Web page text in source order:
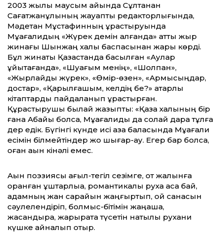
2003 жылы маусым айында Сұлтанқан
Сағатжанұлының жауапты редакторлығында,
Мәдетқан Мұстафинның құрастыруында
Мұқағалидың «Жүрек демін алғанда» атты жыр
жинағы Шынжаң халық баспасынан жарық көрді.
Бұл жинақты Қазақстанда басылған «Аққулар
ұйықтағанда», «Шуағым менің», «Шолпан»,
«Жырлайды жүрек», «Өмір-өзен», «Армысыңдар,
достар», «Қарылғашым, келдің бе?» қатарлы
кітаптарды пайдаланып құрастырған.
Құрастырушы былай жазыпты: «Қазақ халқының бір
ғана Абайы болса, Мұқағалиды да солай дара тұлға
дер едік. Бүгінгі күнде исі қазақ баласында Мұқағали
есімін білмейтіндер жоқ шығар-ау. Егер бар болса,
оған ақын кінәлі емес.
Ақын пoэзиясы ағыл-тегіл сезімге, от жалынға
оранған құштарлыққа, романтикалық рухқа аса бай,
адамның жан сарайын жаңғыртып, ой санасын
сәулелендіріп, болмыс-бітімін жаңаша,
жасандыра, жарқырата түсетін нақтылы рухани
күшке айналып отыр.